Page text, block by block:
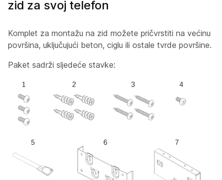
zid za svoj telefon
Komplet za montažu na zid možete pričvrstiti na većinu
površina, uključujući beton, ciglu ili ostale tvrde površine.
Paket sadrži sljedeće stavke: